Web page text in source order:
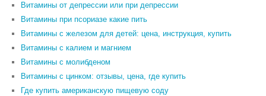
Витамины от депрессии или при депрессии
Витамины при псориазе какие пить
Витамины с железом для детей: цена, инструкция, купить
Витамины с калием и магнием
Витамины с молибденом
Витамины с цинком: отзывы, цена, где купить
Где купить американскую пищевую соду